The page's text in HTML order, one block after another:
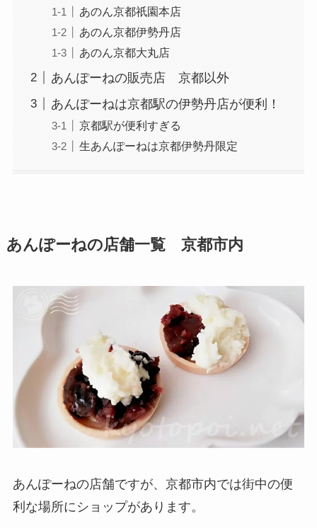
あのん京都祇園本店
あのん京都伊勢丹店
あのん京都大丸店
あんぽーねの販売店 京都以外
あんぽーねは京都駅の伊勢丹店が便利！
京都駅が便利すぎる
生あんぽーねは京都伊勢丹限定
あんぽーねの店舗一覧 京都市内
あんぽーねの店舗ですが、京都市内では街中の便
利な場所にショップがあります。